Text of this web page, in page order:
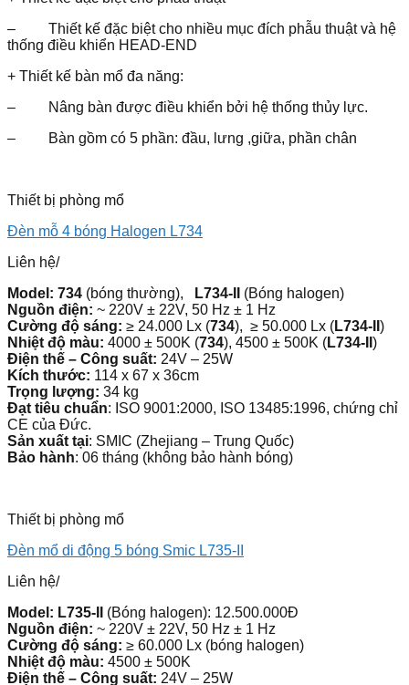
– Thiết kế đặc biệt cho nhiều mục đích phẫu thuật và hệ
thống điều khiển HEAD-END
+ Thiết kế bàn mổ đa năng:
– Nâng bàn được điều khiển bởi hệ thống thủy lực.
– Bàn gồm có 5 phần: đầu, lưng ,giữa, phần chân
Thiết bị phòng mổ
Đèn mỗ 4 bóng Halogen L734
Liên hệ/
Model: 734 (bóng thường), L734-II (Bóng halogen)
Nguồn điện: ~ 220V ± 22V, 50 Hz ± 1 Hz
Cường độ sáng: ≥ 24.000 Lx (734), ≥ 50.000 Lx (L734-II )
Nhiệt độ màu: 4000 ± 500K (734), 4500 ± 500K (L734-II )
Điện thế – Công suất: 24V – 25W
Kích thước: 114 x 67 x 36cm
Trọng lượng: 34 kg
Đạt tiêu chuẩn: ISO 9001:2000, ISO 13485:1996, chứng chỉ
CE của Đức.
Sản xuất tại: SMIC (Zhejiang – Trung Quốc)
Bảo hành: 06 tháng (không bảo hành bóng)
Thiết bị phòng mổ
Đèn mổ di động 5 bóng Smic L735-II
Liên hệ/
Model: L735-II (Bóng halogen): 12.500.000Đ
Nguồn điện: ~ 220V ± 22V, 50 Hz ± 1 Hz
Cường độ sáng: ≥ 60.000 Lx (bóng halogen)
Nhiệt độ màu: 4500 ± 500K
Điện thế – Công suất: 24V – 25W